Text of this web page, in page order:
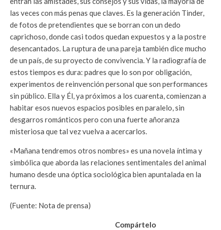
las veces con más penas que claves. Es la generación Tinder,
de fotos de pretendientes que se borran con un dedo
caprichoso, donde casi todos quedan expuestos y a la postre
desencantados. La ruptura de una pareja también dice mucho
de un país, de su proyecto de convivencia. Y la radiografía de
estos tiempos es dura: padres que lo son por obligación,
experimentos de reinvención personal que son performances
sin público. Ella y Él, ya próximos a los cuarenta, comienzan a
habitar esos nuevos espacios posibles en paralelo, sin
desgarros románticos pero con una fuerte añoranza
misteriosa que tal vez vuelva a acercarlos.
«Mañana tendremos otros nombres» es una novela íntima y
simbólica que aborda las relaciones sentimentales del animal
humano desde una óptica sociológica bien apuntalada en la
ternura.
(Fuente: Nota de prensa)
Compártelo